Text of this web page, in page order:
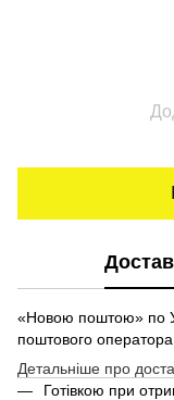
«Новою поштою» по
поштового оператора
Детальніше про
Готівкою при